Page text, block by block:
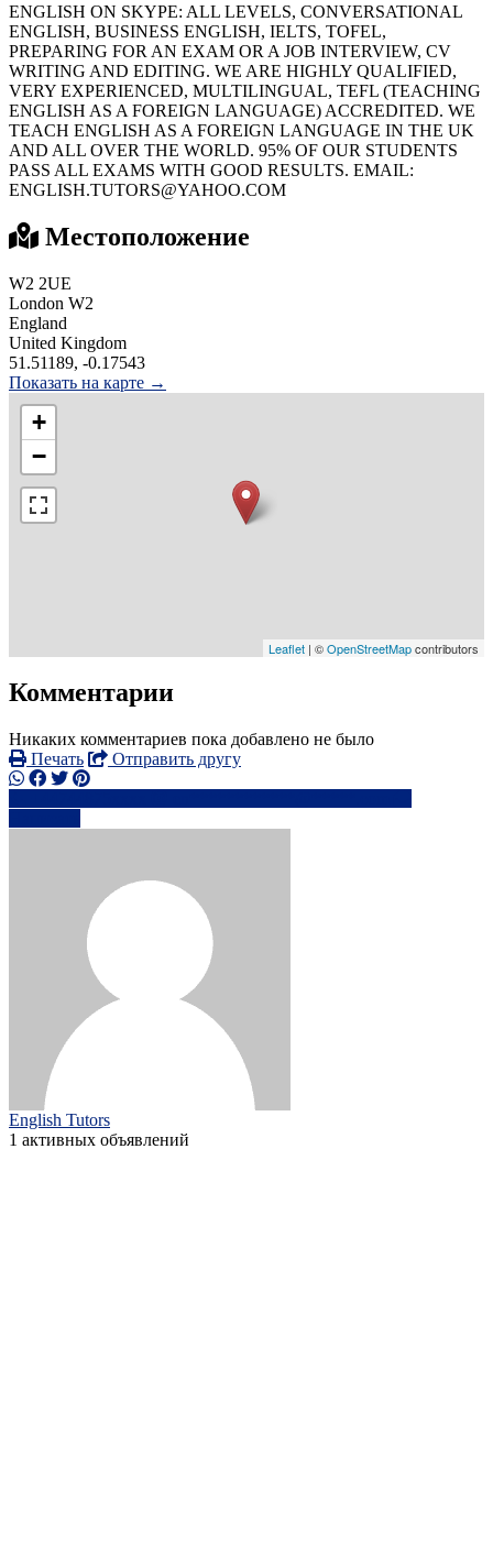
ENGLISH ON SKYPE: ALL LEVELS, CONVERSATIONAL
ENGLISH, BUSINESS ENGLISH, IELTS, TOFEL,
PREPARING FOR AN EXAM OR A JOB INTERVIEW, CV
WRITING AND EDITING. WE ARE HIGHLY QUALIFIED,
VERY EXPERIENCED, MULTILINGUAL, TEFL (TEACHING
ENGLISH AS A FOREIGN LANGUAGE) ACCREDITED. WE
TEACH ENGLISH AS A FOREIGN LANGUAGE IN THE UK
AND ALL OVER THE WORLD. 95% OF OUR STUDENTS
PASS ALL EXAMS WITH GOOD RESULTS. EMAIL:
ENGLISH.TUTORS@YAHOO.COM
Местоположение
W2 2UE
London W2
England
United Kingdom
51.51189, -0.17543
Показать на карте →
+
−
Leaflet | ©OpenStreetMapcontributors
Комментарии
Никаких комментариев пока добавлено не было
Печать
Отправить другу
English Tutors
1 активных объявлений